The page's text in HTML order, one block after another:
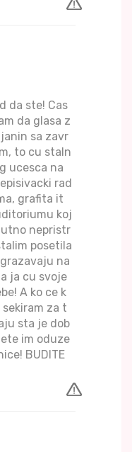
da ste! Cas
da glasa z
sa zavr
to cu staln
ucesca na
rad
grafita it
koj
nepristr
posetila
na
ja cu svoje
A ko ce k
za t
sta je dob
im oduze
BUDITE